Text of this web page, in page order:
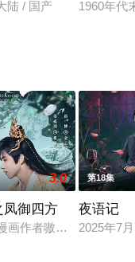
此不敢轻易踏出那人
陆 / 国产 1960年代
沐晚，醒来，却是丈
3.0
凤御四方
画作者嗷小泽的独家连
第18集
夜语记
2025年7